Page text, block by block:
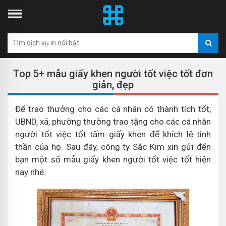
Top 5+ mẫu giấy khen người tốt việc tốt đơn
giản, đẹp
Để trao thưởng cho các cá nhân có thành tích tốt,
UBND, xã, phường thường trao tặng cho các cá nhân
người tốt việc tốt tấm giấy khen để khích lệ tinh
thần của họ. Sau đây, công ty Sắc Kim xin gửi đến
bạn một số mẫu giấy khen người tốt việc tốt hiện
nay nhé.